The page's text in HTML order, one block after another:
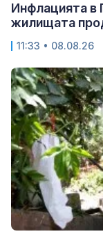
Инфлацията в
жилищата
11:33 • 08.08.26